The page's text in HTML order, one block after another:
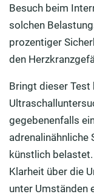
Besuch beim
solchen
prozentiger
den
Bringt dieser Test
gegebenenfalls
adrenalinähnliche
künstlich
Klarheit über die
unter Umständen